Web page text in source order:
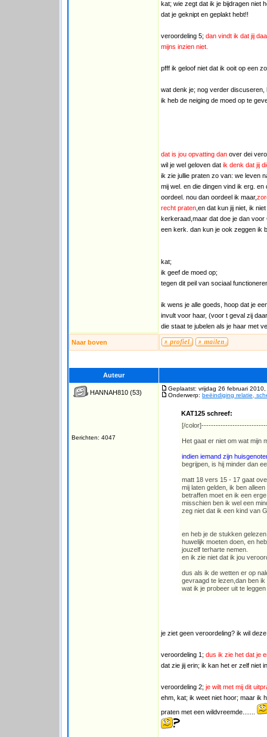
kat; wie zegt dat ik je bijdragen niet
dat je geknipt en geplakt hebt!!
veroordeling 5; dan vindt ik dat jij
mijns inzien niet.
pfff ik geloof niet dat ik ooit op een
wat denk je; nog verder discuseren,
ik heb de neiging de moed op te
dat is jou opvatting dan over dei
wil je wel geloven dat ik denk dat jij
ik zie jullie praten zo van: we leven
mij wel. en die dingen vind ik erg.
oordeel. nou dan oordeel ik maar,
recht praten ,en dat kun jij niet, ik
kerkeraad,maar dat doe je dan voor
een kerk. dan kun je ook zeggen ik
kat;
ik geef de moed op;
tegen dit peil van sociaal
ik wens je alle goeds, hoop dat je
invult voor haar, (voor t geval zij
die staat te jubelen als je haar met
Naar boven
Auteur
HANNAH810 (53)
Berichten: 4047
Geplaatst: vrijdag 26 februari
Onderwerp: beëindiging relatie,
KAT125 schreef:
[/
Het gaat er niet om wat mijn
indien iemand zijn
begrijpen, is hij minder dan
matt 18 vers 15 - 17 gaat
mij laten gelden, ik ben
betraffen moet en ik een
misschien ben ik wel een
zeg niet dat ik een kind van
en heb je de stukken
huwelijk moeten doen, en
jouzelf terharte nemen.
en ik zie niet dat ik jou
dus als ik de wetten er op
gevraagd te lezen,dan ben
wat ik je probeer uit te
je ziet geen veroordeling? ik wil
veroordeling 1; dus ik zie het dat je
dat zie jij erin; ik kan het er zelf niet
veroordeling 2; je wilt met mij dit
ehm, kat; ik weet niet hoor; maar ik
praten met een wildvreemde.......